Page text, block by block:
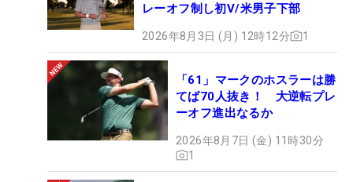
レーオフ制し初V/米男子下部
2026年8月3日 (月) 12時12分 1
「61」マークのホスラーは勝
てば70人抜き！ 大逆転プレ
ーオフ進出なるか
2026年8月7日 (金) 11時30分
1